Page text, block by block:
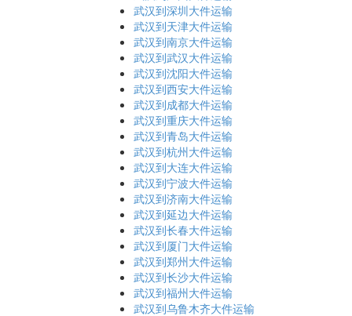
武汉到深圳大件运输
武汉到天津大件运输
武汉到南京大件运输
武汉到武汉大件运输
武汉到沈阳大件运输
武汉到西安大件运输
武汉到成都大件运输
武汉到重庆大件运输
武汉到青岛大件运输
武汉到杭州大件运输
武汉到大连大件运输
武汉到宁波大件运输
武汉到济南大件运输
武汉到延边大件运输
武汉到长春大件运输
武汉到厦门大件运输
武汉到郑州大件运输
武汉到长沙大件运输
武汉到福州大件运输
武汉到乌鲁木齐大件运输